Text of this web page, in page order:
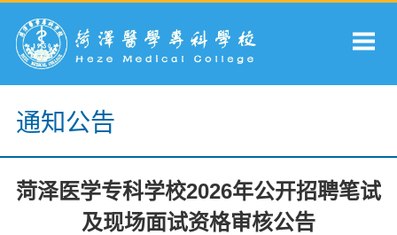
通知公告
菏泽医学专科学校2026年公开招聘笔试
及现场面试资格审核公告